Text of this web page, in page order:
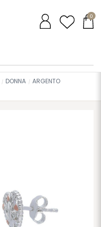
0
DONNA
ARGENTO